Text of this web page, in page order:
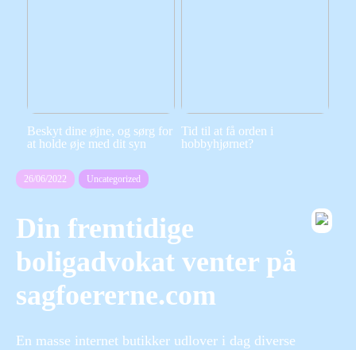
Beskyt dine øjne, og sørg for
at holde øje med dit syn
Tid til at få orden i
hobbyhjørnet?
26/06/2022 Uncategorized
Din fremtidige
boligadvokat venter på
sagfoererne.com
En masse internet butikker udlover i dag diverse